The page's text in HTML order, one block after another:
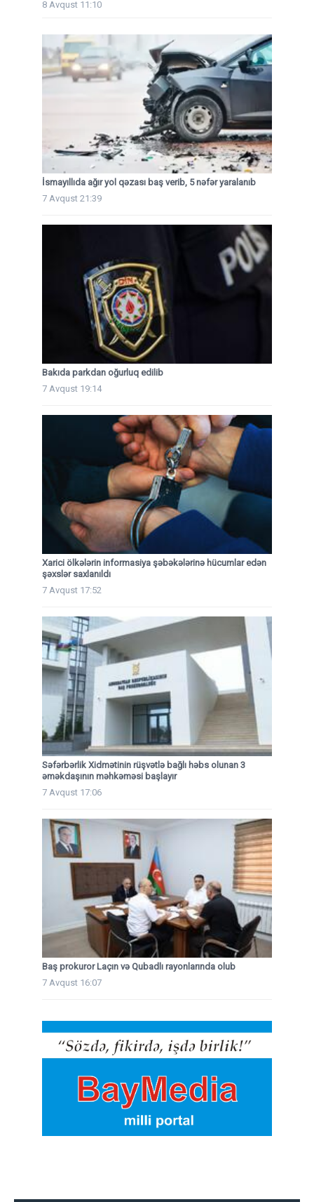
8 Avqust 11:10
İsmayıllıda ağır yol qəzası baş verib, 5 nəfər yaralanıb
7 Avqust 21:39
Bakıda parkdan oğurluq edilib
7 Avqust 19:14
Xarici ölkələrin informasiya şəbəkələrinə hücumlar edən
şəxslər saxlanıldı
7 Avqust 17:52
Səfərbərlik Xidmətinin rüşvətlə bağlı həbs olunan 3
əməkdaşının məhkəməsi başlayır
7 Avqust 17:06
Baş prokuror Laçın və Qubadlı rayonlarında olub
7 Avqust 16:07